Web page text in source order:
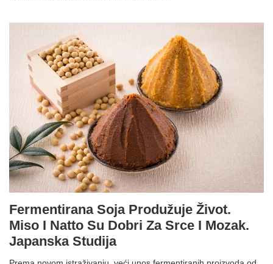
Fermentirana Soja Produžuje Život.
Miso I Natto Su Dobri Za Srce I Mozak.
Japanska Studija